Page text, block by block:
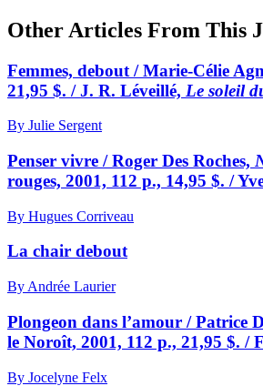
Other Articles From This
Femmes, debout / Marie-Célie
21,95 $. / J. R. Léveillé, Le soleil
By Julie Sergent
Penser vivre / Roger Des Roches,
rouges, 2001, 112 p., 14,95 $. /
By Hugues Corriveau
La chair debout
By Andrée Laurier
Plongeon dans l’amour / Patrice
le Noroît, 2001, 112 p., 21,95 $. /
By Jocelyne Felx